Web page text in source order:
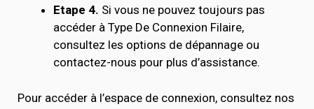
Etape 4. Si vous ne pouvez toujours pas
accéder à Type De Connexion Filaire,
consultez les options de dépannage ou
contactez-nous pour plus d’assistance.
Pour accéder à l’espace de connexion, consultez nos